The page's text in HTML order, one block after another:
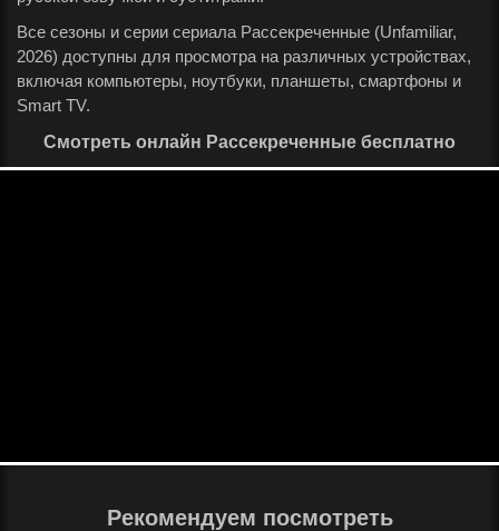
Все сезоны и серии сериала Рассекреченные (Unfamiliar,
2026) доступны для просмотра на различных устройствах,
включая компьютеры, ноутбуки, планшеты, смартфоны и
Smart TV.
Смотреть онлайн Рассекреченные бесплатно
Рекомендуем посмотреть